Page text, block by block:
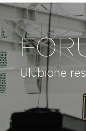
Ulubione